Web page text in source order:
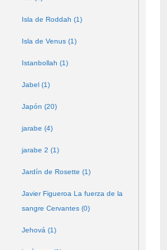
Isla de Roddah (1)
Isla de Venus (1)
Istanbollah (1)
Jabel (1)
Japón (20)
jarabe (4)
jarabe 2 (1)
Jardín de Rosette (1)
Javier Figueroa La fuerza de la
sangre Cervantes (0)
Jehová (1)